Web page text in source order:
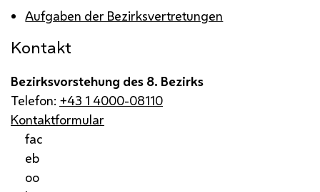
Aufgaben der Bezirksvertretungen
Kontakt
Bezirksvorstehung des 8. Bezirks
Telefon: +43 1 4000-08110
Kontaktformular
fac
eb
oo